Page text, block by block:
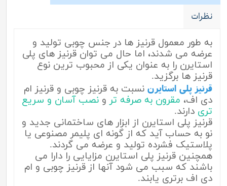
نظرات
به طور معمول قرنیز ها در جنس چوبی تولید و
عرضه می شدند، اما حال می توان قرنیز های پلی
استایرن را به عنوان یکی از محبوب ترین نوع
قرنیز ها برگزید.
قرنیز پلی استایرن نسبت به قرنیز چوبی و قرنیز ام
دی اف، مقرون به صرفه تر و نصب آسان و سریع
تری دارند.
قرنیز پلی استایرن از ابزار های ساختمانی جدید و
نو به حساب آید که از گونه ای پلیمر مصنوعی یا
پلاستیک فشرده تولید و عرضه می گردند.
همچنین قرنیز پلی استایرن مزایایی را دارا می
باشند که سبب می شود آنها از قرنیز چوبی و ام
دی اف برتری یابند.